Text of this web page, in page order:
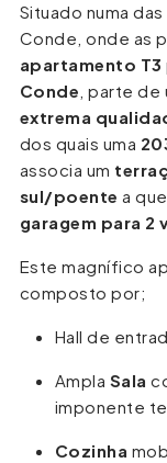
Situado numa
Conde, onde as
apartamento T3
Conde , parte
extrema
dos quais uma
associa um
sul/poente a
garagem para 2
Este magnífico
composto por;
Hall de
Ampla Sala
imponente
Cozinha